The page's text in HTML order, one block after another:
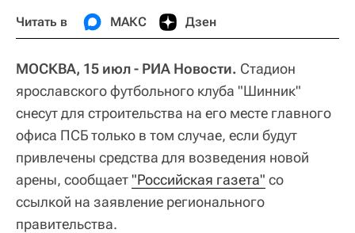
Читать в МАКС Дзен
МОСКВА, 15 июл - РИА Новости. Стадион
ярославского футбольного клуба "Шинник"
снесут для строительства на его месте главного
офиса ПСБ только в том случае, если будут
привлечены средства для возведения новой
арены, сообщает"Российская газета" со
ссылкой на заявление регионального
правительства.